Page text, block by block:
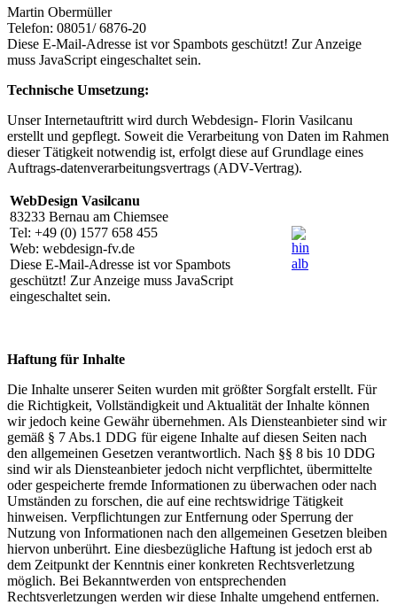
Martin Obermüller
Telefon: 08051/ 6876-20
Diese E-Mail-Adresse ist vor Spambots geschützt! Zur Anzeige
muss JavaScript eingeschaltet sein.
Technische Umsetzung:
Unser Internetauftritt wird durch Webdesign- Florin Vasilcanu
erstellt und gepflegt. Soweit die Verarbeitung von Daten im Rahmen
dieser Tätigkeit notwendig ist, erfolgt diese auf Grundlage eines
Auftrags-datenverarbeitungsvertrags (ADV-Vertrag).
WebDesign Vasilcanu
83233 Bernau am Chiemsee
Tel: +49 (0) 1577 658 455
Web: webdesign-fv.de
Diese E-Mail-Adresse ist vor Spambots
geschützt! Zur Anzeige muss JavaScript
eingeschaltet sein.
Haftung für Inhalte
Die Inhalte unserer Seiten wurden mit größter Sorgfalt erstellt. Für
die Richtigkeit, Vollständigkeit und Aktualität der Inhalte können
wir jedoch keine Gewähr übernehmen. Als Diensteanbieter sind wir
gemäß § 7 Abs.1 DDG für eigene Inhalte auf diesen Seiten nach
den allgemeinen Gesetzen verantwortlich. Nach §§ 8 bis 10 DDG
sind wir als Diensteanbieter jedoch nicht verpflichtet, übermittelte
oder gespeicherte fremde Informationen zu überwachen oder nach
Umständen zu forschen, die auf eine rechtswidrige Tätigkeit
hinweisen. Verpflichtungen zur Entfernung oder Sperrung der
Nutzung von Informationen nach den allgemeinen Gesetzen bleiben
hiervon unberührt. Eine diesbezügliche Haftung ist jedoch erst ab
dem Zeitpunkt der Kenntnis einer konkreten Rechtsverletzung
möglich. Bei Bekanntwerden von entsprechenden
Rechtsverletzungen werden wir diese Inhalte umgehend entfernen.